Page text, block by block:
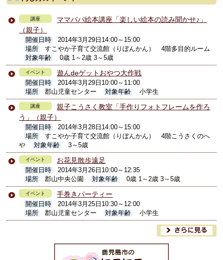
講座
ママパパ絵本講座「楽しい絵本の読み聞かせ♪」
（親子）
開催日時
2014年3月29日14:00～15:00
場所
すこやか子育て交流館（りぼんかん） 4階多目的ルーム
対象年齢
0歳 1～2歳 3～5歳
イベント 遊んdeゲットおやつ大作戦
開催日時
2014年3月29日10:00～11:00
場所
郡山児童センター 対象年齢 小学生
講座
親子こうさく教室「手作りフォトフレームを作ろ
う」（親子）
開催日時
2014年3月28日14:00～15:00
場所
すこやか子育て交流館（りぼんかん） 4階こうさくのへ
や
対象年齢 3～5歳
イベント お花見散歩遠足
開催日時
2014年3月26日10:00～12:35
場所
郡山中央公園 対象年齢 0歳 1～2歳 3～5歳
イベント 手巻きパーティー
開催日時
2014年3月25日10:30～12:00
場所
郡山児童センター 対象年齢 小学生